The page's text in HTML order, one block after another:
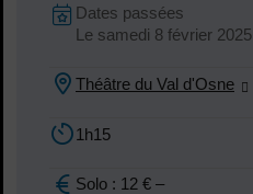
Dates :
Dates en cours
Dates passées
Le samedi 8 février 2025
Lieu :
Théâtre du Val d'Osne
Durée :
1h15
Solo : 12 € –